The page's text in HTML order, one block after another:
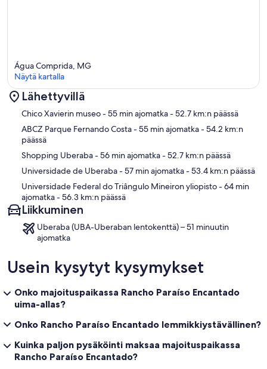
Kartta
Água Comprida, MG
Näytä kartalla
Lähettyvillä
Chico Xavierin museo- 55 min ajomatka- 52.7 km:n päässä
ABCZ Parque Fernando Costa- 55 min ajomatka- 54.2 km:n
päässä
Shopping Uberaba- 56 min ajomatka- 52.7 km:n päässä
Universidade de Uberaba- 57 min ajomatka- 53.4 km:n päässä
Universidade Federal do Triângulo Mineiron yliopisto- 64 min
ajomatka- 56.3 km:n päässä
Liikkuminen
Uberaba (UBA-Uberaban lentokenttä) – 51 minuutin
ajomatka
Usein kysytyt kysymykset
Onko majoituspaikassa Rancho Paraíso Encantado
uima-allas?
Onko Rancho Paraíso Encantado lemmikkiystävällinen?
Kuinka paljon pysäköinti maksaa majoituspaikassa
Rancho Paraíso Encantado?